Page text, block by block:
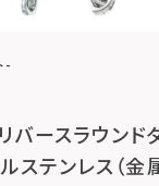
-
バースラウンド
ステンレス（金